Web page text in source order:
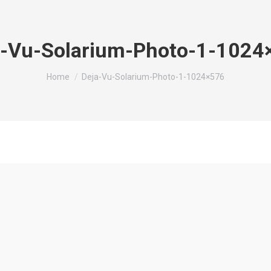
Vu-Solarium-Photo-1-
You are here:
Home Deja-Vu-Solarium-Photo-1-1024×576